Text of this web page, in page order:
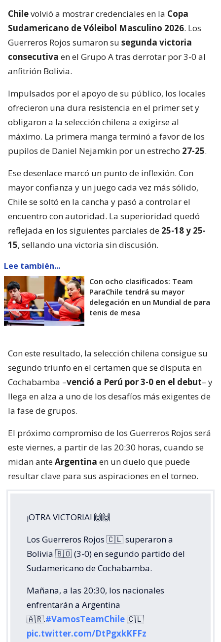
Chilevolvió a mostrar credenciales en la Copa
Sudamericano de Vóleibol Masculino 2026. Los
Guerreros Rojos sumaron su segunda victoria
consecutiva en el Grupo A tras derrotar por 3-0 al
anfitrión Bolivia.
Impulsados por el apoyo de su público, los locales
ofrecieron una dura resistencia en el primer set y
obligaron a la selección chilena a exigirse al
máximo. La primera manga terminó a favor de los
pupilos de Daniel Nejamkin por un estrecho 27-25.
Ese desenlace marcó un punto de inflexión. Con
mayor confianza y un juego cada vez más sólido,
Chile se soltó en la cancha y pasó a controlar el
encuentro con autoridad. La superioridad quedó
reflejada en los siguientes parciales de 25-18 y 25-
15, sellando una victoria sin discusión.
Lee también...
Con ocho clasificados: Team
ParaChile tendrá su mayor
delegación en un Mundial de para
tenis de mesa
Con este resultado, la selección chilena consigue su
segundo triunfo en el certamen que se disputa en
Cochabamba –venció a Perú por 3-0 en el debut– y
llega en alza a uno de los desafíos más exigentes de
la fase de grupos.
El próximo compromiso de los Guerreros Rojos será
este viernes, a partir de las 20:30 horas, cuando se
midan anteArgentina en un duelo que puede
resultar clave para sus aspiraciones en el torneo.
¡OTRA VICTORIA! 🙌🙌
Los Guerreros Rojos 🇨🇱 superaron a
Bolivia 🇧🇴 (3-0) en segundo partido del
Sudamericano de Cochabamba.
Mañana, a las 20:30, los nacionales
enfrentarán a Argentina
🇦🇷.#VamosTeamChile🇨🇱
pic.twitter.com/DtPgxkKFFz